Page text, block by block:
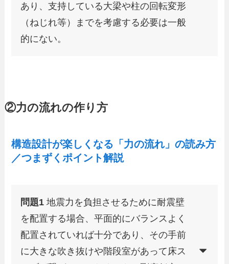
あり、支持している大梁や柱の回転変形
（ねじれ等）までを考慮する必要は一般
的にない。
②力の流れの作り方
構造設計が楽しくなる「力の流れ」の読み方
／つまずくポイント解説
問題1 地震力を負担させるために耐震壁
を配置する場合、平面的にバランスよく
配置されていれば十分であり、その手前
に大きな吹き抜けや階段室があって床ス